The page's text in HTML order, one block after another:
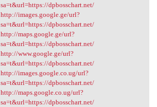
sa=t&url=https://dpbosschart.net/
http://images.google.ge/url?
sa=t&url=https://dpbosschart.net/
http://maps.google.ge/url?
sa=t&url=https://dpbosschart.net/
http://www.google.ge/url?
sa=t&url=https://dpbosschart.net/
http://images.google.co.ug/url?
sa=t&url=https://dpbosschart.net/
http://maps.google.co.ug/url?
sa=t&url=https://dpbosschart.net/